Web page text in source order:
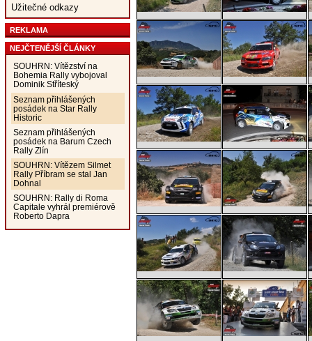
Užitečné odkazy
REKLAMA
NEJČTENĚJŠÍ ČLÁNKY
SOUHRN: Vítězství na
Bohemia Rally vybojoval
Dominik Stříteský
Seznam přihlášených
posádek na Star Rally
Historic
Seznam přihlášených
posádek na Barum Czech
Rally Zlín
SOUHRN: Vítězem Silmet
Rally Příbram se stal Jan
Dohnal
SOUHRN: Rally di Roma
Capitale vyhrál premiérově
Roberto Dapra